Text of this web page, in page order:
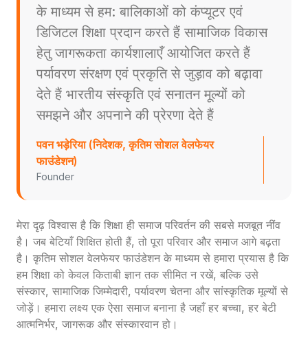
के माध्यम से हम: बालिकाओं को कंप्यूटर एवं
डिजिटल शिक्षा प्रदान करते हैं सामाजिक विकास
हेतु जागरूकता कार्यशालाएँ आयोजित करते हैं
पर्यावरण संरक्षण एवं प्रकृति से जुड़ाव को बढ़ावा
देते हैं भारतीय संस्कृति एवं सनातन मूल्यों को
समझने और अपनाने की प्रेरणा देते हैं
पवन भड़ेरिया (निदेशक, कृतिम सोशल वेलफेयर
फाउंडेशन)
Founder
मेरा दृढ़ विश्वास है कि शिक्षा ही समाज परिवर्तन की सबसे मजबूत नींव
है। जब बेटियाँ शिक्षित होती हैं, तो पूरा परिवार और समाज आगे बढ़ता
है। कृतिम सोशल वेलफेयर फाउंडेशन के माध्यम से हमारा प्रयास है कि
हम शिक्षा को केवल किताबी ज्ञान तक सीमित न रखें, बल्कि उसे
संस्कार, सामाजिक जिम्मेदारी, पर्यावरण चेतना और सांस्कृतिक मूल्यों से
जोड़ें। हमारा लक्ष्य एक ऐसा समाज बनाना है जहाँ हर बच्चा, हर बेटी
आत्मनिर्भर, जागरूक और संस्कारवान हो।